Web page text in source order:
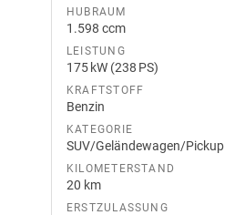
HUBRAUM
1.598 ccm
LEISTUNG
175 kW (238 PS)
KRAFTSTOFF
Benzin
KATEGORIE
SUV/Geländewagen/Pickup
KILOMETERSTAND
20 km
ERSTZULASSUNG